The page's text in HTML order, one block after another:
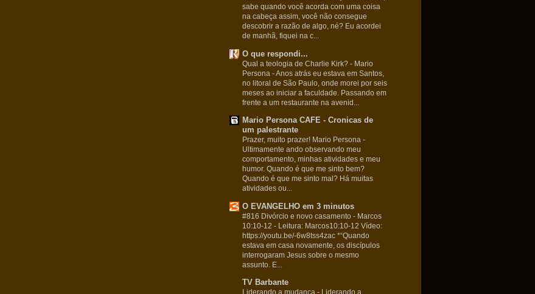
sabe quando você acorda com uma coisa
na cabeça assim, você não consegue
descobrir a razão de algo, né? Eu acordei
de manhã, fiquei na c...
O que respondi...
Qual a teologia de Charlie Kirk? - Mario
Persona -Anos atrás eu estava em Santos,
no litoral de São Paulo, onde morei por seis
meses ao iniciar a faculdade. Passando em
frente a um restaurante na avenid...
Mario Persona CAFE - Cronicas de
um palestrante
Prazer, muito prazer! Mario Persona -
Ultimamente ando observando meu
comportamento, minhas atividades e meu
humor. Quando é que me sinto bem?
Quando é que me sinto mal? Há muitas
atividades ou...
O EVANGELHO em 3 minutos
#816 Divórcio e novo casamento - Marcos
10:10-12 - Leitura: Marcos10:10-12 Vídeo:
https://youtu.be/-6w8tss4zac *“Quando
estava em casa novamente, os discípulos
interrogaram Jesus sobre o mesmo
assunto. E...
TV Barbante